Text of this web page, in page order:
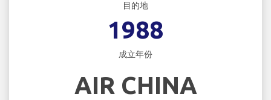
目的地
1988
成立年份
AIR CHINA